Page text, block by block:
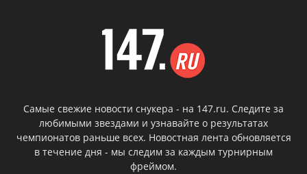
Самые свежие новости снукера - на 147.ru. Следите за
любимыми звездами и узнавайте о результатах
чемпионатов раньше всех. Новостная лента обновляется
в течение дня - мы следим за каждым турнирным
фреймом.